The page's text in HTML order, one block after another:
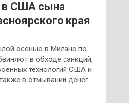
в США сына
края
осенью в Милане по
в обходе санкций,
технологий США и
в отмывании денег.